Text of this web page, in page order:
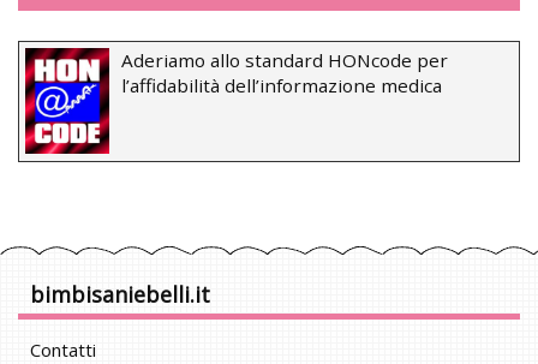
Aderiamo allo standard HONcode per
l’affidabilità dell’informazione medica
bimbisaniebelli.it
Contatti